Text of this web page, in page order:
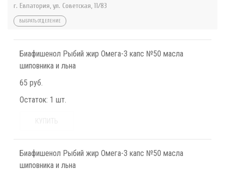
г. Евпатория, ул. Советская, 11/83
ВЫБРАТЬ ОТДЕЛЕНИЕ
Биафишенол Рыбий жир Омега-3 капс №50 масла
шиповника и льна
65 руб.
Остаток: 1 шт.
Биафишенол Рыбий жир Омега-3 капс №50 масла
шиповника и льна